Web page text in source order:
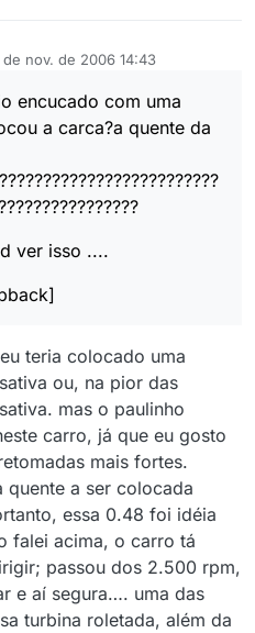
de nov. de 2006 14:43
encucado com uma
a carca?a quente da
ver isso ....
teria colocado uma
ou, na pior das
mas o paulinho
carro, já que eu gosto
mais fortes.
quente a ser colocada
essa 0.48 foi idéia
falei acima, o carro tá
passou dos 2.500 rpm,
e aí segura…. uma das
turbina roletada, além da